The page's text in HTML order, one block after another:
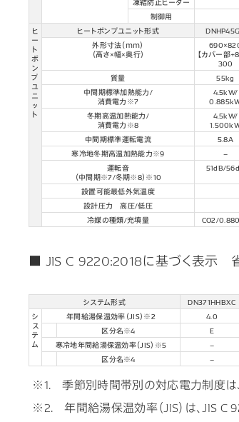
制御用
ヒ
ー
ト
ポ
ン
プ
ユ
ニ
ッ
ト
ヒートポンプユニット形式
外形寸法（ｍｍ）
（高さ×幅×奥行）
【カバー部
300
質量
55kg
中間期標準加熱能力/
消費電力※7
4.5kW/
冬期高温加熱能力/
消費電力※8
4.5kW/
中間期標準運転電流
5.8A
寒冷地冬期高温加熱能力※9
–
運転音
（中間期※7/冬期※8）※10
51dB/
設置可能最低外気温度
設計圧力 高圧/低圧
冷媒の種類/充填量
CO2/
■ JIS C 9220:2018に基づく表示
システム形式 DN371HHBXC
シ
ス
テ
ム
年間給湯保温効率（JIS）※2 4.0
区分名※4
E
寒冷地年間給湯保温効率（JIS）※5
–
区分名※4
–
※1. 季節別時間帯別の対応電力制度は、
※2. 年間給湯保温効率（JIS）は、JIS C